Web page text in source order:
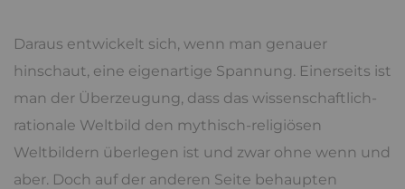
Daraus entwickelt sich, wenn man genauer
hinschaut, eine eigenartige Spannung. Einerseits ist
man der Überzeugung, dass das wissenschaftlich-
rationale Weltbild den mythisch-religiösen
Weltbildern überlegen ist und zwar ohne wenn und
aber. Doch auf der anderen Seite behaupten